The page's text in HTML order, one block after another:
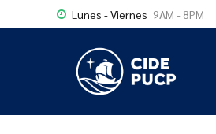
Lunes - Viernes 9AM - 8PM